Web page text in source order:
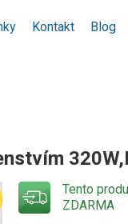
Kontakt Blog
Tento
ZDARMA